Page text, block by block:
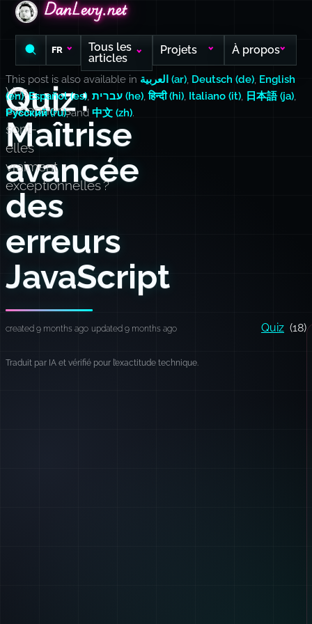
DanLevy.net
DanLevy.net
DanLevy.net
FR
Tous les
articles
Projets À propos
Quiz :
Maîtrise
avancée
des
erreurs
JavaScript
Vos
exceptions
sont-
elles
vraiment
exceptionnelles ?
This post is also available in العربية (ar), Deutsch (de), English
(en),Español (es), עברית (he),हिन्दी (hi), Italiano (it), 日本語 (ja),
Русский (ru), and 中文 (zh).
created 9 months ago updated 9 months ago Quiz (18)
Traduit par IA et vérifié pour l’exactitude technique.